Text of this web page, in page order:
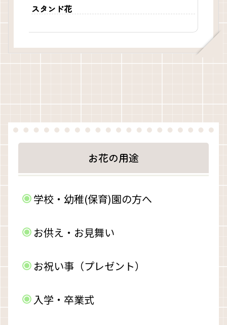
スタンド花
お花の用途
学校・幼稚(保育)園の方へ
お供え・お見舞い
お祝い事（プレゼント）
入学・卒業式